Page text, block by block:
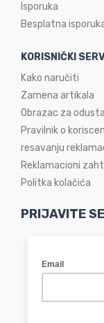
Isporuka
Besplatna
KORISNIČKI
Kako naručiti
Zamena artikala
Obrazac za
Pravilnik o
resavanju
Reklamacioni
Politka kolačića
PRIJAVITE